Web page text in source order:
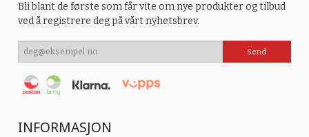
Bli blant de første som får vite om nye produkter og tilbud
ved å registrere deg på vårt nyhetsbrev.
INFORMASJON